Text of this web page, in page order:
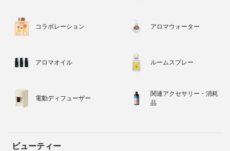
コラボレーション アロマウォーター
アロマオイル ルームスプレー
電動ディフューザー
関連アクセサリー・消耗
品
ビューティー